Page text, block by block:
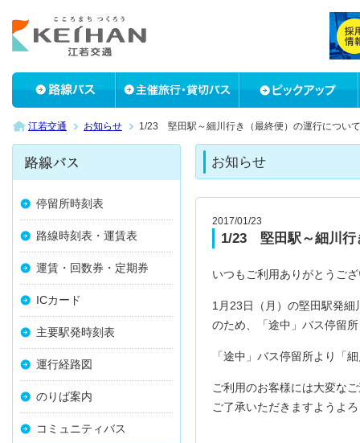
江若交通 お知らせ 1/23 堅田駅～細川行き（最終便）の運行について
停留所時刻表
路線時刻表・運賃表
運賃・回数券・定期券
ICカード
主要駅発時刻表
運行経路図
のりば案内
コミュニティバス
お知らせ
2017/01/23
1/23 堅田駅～細川行
いつもご利用ありがとうご
1月23日（月）の堅田駅発
のため、「途中」バス停留
「途中」バス停留所より「
ご利用のお客様には大変な
ご了承いただきますようよ